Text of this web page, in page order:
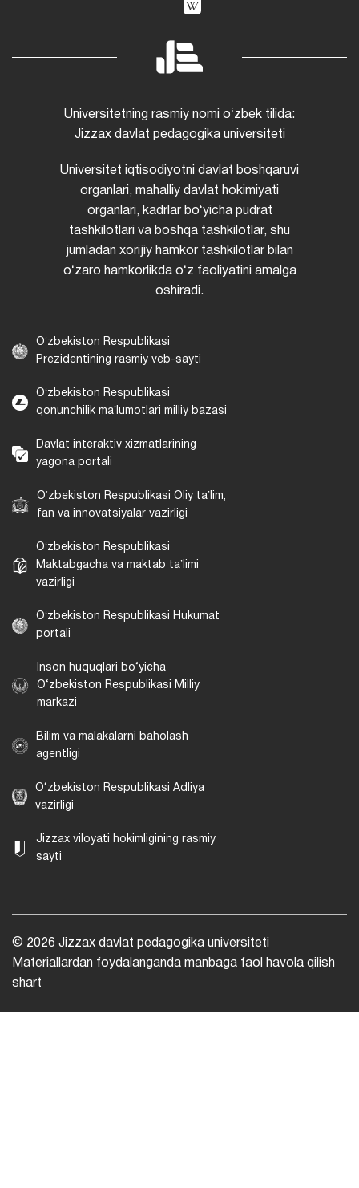
Universitetning rasmiy nomi oʻzbek tilida:
Jizzax davlat pedagogika universiteti
Universitet iqtisodiyotni davlat boshqaruvi
organlari, mahalliy davlat hokimiyati
organlari, kadrlar boʻyicha pudrat
tashkilotlari va boshqa tashkilotlar, shu
jumladan xorijiy hamkor tashkilotlar bilan
oʻzaro hamkorlikda oʻz faoliyatini amalga
oshiradi.
Oʻzbekiston Respublikasi
Prezidentining rasmiy veb-sayti
Oʻzbekiston Respublikasi
qonunchilik maʼlumotlari milliy bazasi
Davlat interaktiv xizmatlarining
yagona portali
Oʻzbekiston Respublikasi Oliy taʼlim,
fan va innovatsiyalar vazirligi
Oʻzbekiston Respublikasi
Maktabgacha va maktab taʼlimi
vazirligi
Oʻzbekiston Respublikasi Hukumat
portali
Inson huquqlari bo‘yicha
O‘zbekiston Respublikasi Milliy
markazi
Bilim va malakalarni baholash
agentligi
O‘zbekiston Respublikasi Adliya
vazirligi
Jizzax viloyati hokimligining rasmiy
sayti
© 2026 Jizzax davlat pedagogika universiteti
Materiallardan foydalanganda manbaga faol havola qilish
shart